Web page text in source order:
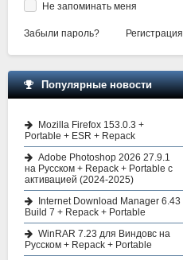
Не запоминать меня
Забыли пароль? Регистрация
Популярные новости
Mozilla Firefox 153.0.3 +
Portable + ESR + Repack
Adobe Photoshop 2026 27.9.1
на Русском + Repack + Portable с
активацией (2024-2025)
Internet Download Manager 6.43
Build 7 + Repack + Portable
WinRAR 7.23 для Виндовс на
Русском + Repack + Portable